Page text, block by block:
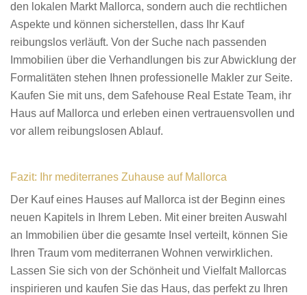
den lokalen Markt Mallorca, sondern auch die rechtlichen
Aspekte und können sicherstellen, dass Ihr Kauf
reibungslos verläuft. Von der Suche nach passenden
Immobilien über die Verhandlungen bis zur Abwicklung der
Formalitäten stehen Ihnen professionelle Makler zur Seite.
Kaufen Sie mit uns, dem Safehouse Real Estate Team, ihr
Haus auf Mallorca und erleben einen vertrauensvollen und
vor allem reibungslosen Ablauf.
Fazit: Ihr mediterranes Zuhause auf Mallorca
Der Kauf eines Hauses auf Mallorca ist der Beginn eines
neuen Kapitels in Ihrem Leben. Mit einer breiten Auswahl
an Immobilien über die gesamte Insel verteilt, können Sie
Ihren Traum vom mediterranen Wohnen verwirklichen.
Lassen Sie sich von der Schönheit und Vielfalt Mallorcas
inspirieren und kaufen Sie das Haus, das perfekt zu Ihren